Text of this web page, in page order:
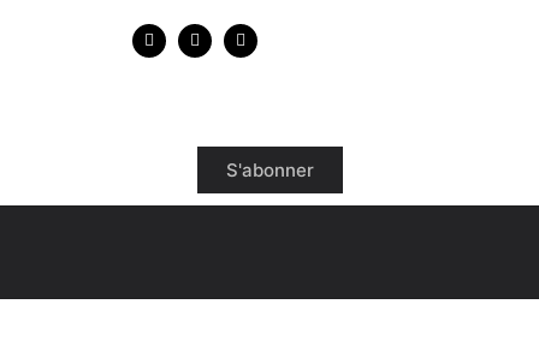
S'abonner